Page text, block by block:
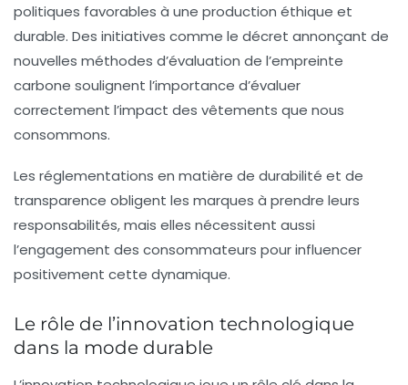
politiques favorables à une production éthique et
durable. Des initiatives comme le décret annonçant de
nouvelles méthodes d’évaluation de l’empreinte
carbone soulignent l’importance d’évaluer
correctement l’impact des vêtements que nous
consommons.
Les réglementations en matière de durabilité et de
transparence obligent les marques à prendre leurs
responsabilités, mais elles nécessitent aussi
l’engagement des consommateurs pour influencer
positivement cette dynamique.
Le rôle de l’innovation technologique
dans la mode durable